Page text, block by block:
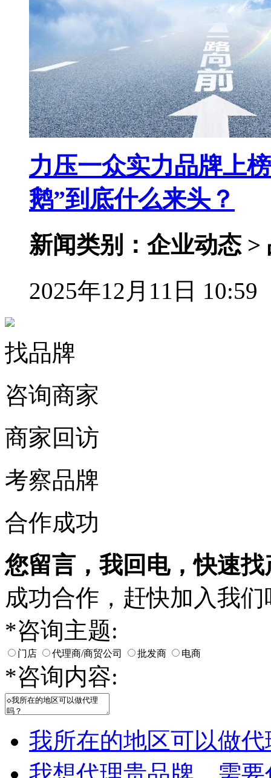
力压一众实力品牌上
鹅”到底什么来头？
新闻类别：企业动态 >
2025年12月11日 10:59
找品牌
咨询商家
商家回访
考察品牌
合作成功
您留言，我回电，快速找
成功合作，赶快加入我们
*咨询主题:
门店 代理商/商贸公司 批发商 电商
*咨询内容:
我所在的地区可以做